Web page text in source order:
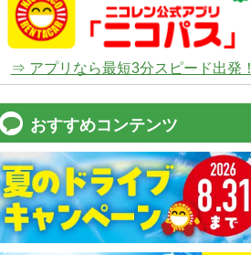
⇒ アプリなら最短3分スピード出発！
おすすめコンテンツ